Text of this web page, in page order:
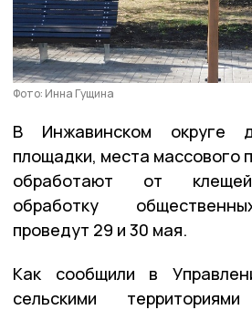
Фото: Инна Гущина
В Инжавинском округе
площадки, места массового
обработают от
обработку
проведут 29 и 30 мая.
Как сообщили в
сельскими